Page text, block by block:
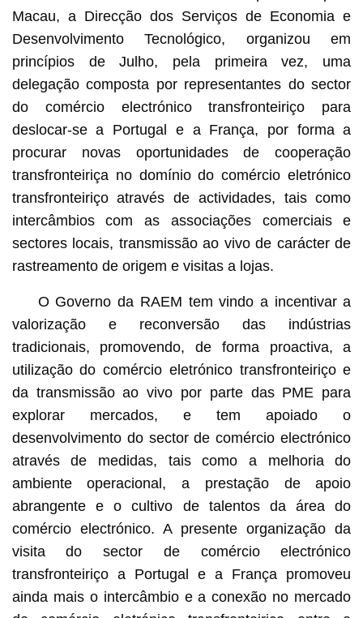
Macau, a Direcção dos Serviços de Economia e
Desenvolvimento Tecnológico, organizou em
princípios de Julho, pela primeira vez, uma
delegação composta por representantes do sector
do comércio electrónico transfronteiriço para
deslocar-se a Portugal e a França, por forma a
procurar novas oportunidades de cooperação
transfronteiriça no domínio do comércio eletrónico
transfronteiriço através de actividades, tais como
intercâmbios com as associações comerciais e
sectores locais, transmissão ao vivo de carácter de
rastreamento de origem e visitas a lojas.
O Governo da RAEM tem vindo a incentivar a
valorização e reconversão das indústrias
tradicionais, promovendo, de forma proactiva, a
utilização do comércio eletrónico transfronteiriço e
da transmissão ao vivo por parte das PME para
explorar mercados, e tem apoiado o
desenvolvimento do sector de comércio electrónico
através de medidas, tais como a melhoria do
ambiente operacional, a prestação de apoio
abrangente e o cultivo de talentos da área do
comércio electrónico. A presente organização da
visita do sector de comércio electrónico
transfronteiriço a Portugal e a França promoveu
ainda mais o intercâmbio e a conexão no mercado